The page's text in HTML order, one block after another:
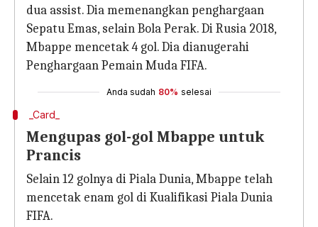
dua assist. Dia memenangkan penghargaan
Sepatu Emas, selain Bola Perak. Di Rusia 2018,
Mbappe mencetak 4 gol. Dia dianugerahi
Penghargaan Pemain Muda FIFA.
Anda sudah 80% selesai
_Card_
Mengupas gol-gol Mbappe untuk
Prancis
Selain 12 golnya di Piala Dunia, Mbappe telah
mencetak enam gol di Kualifikasi Piala Dunia
FIFA.